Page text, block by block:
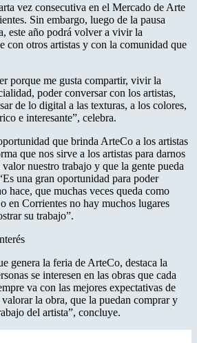
vez consecutiva en el Mercado de Arte
Sin embargo, luego de la pausa
este año podrá volver a vivir la
con otros artistas y con la comunidad que
porque me gusta compartir, vivir la
poder conversar con los artistas,
de lo digital a las texturas, a los colores,
e interesante”, celebra.
que brinda ArteCo a los artistas
que nos sirve a los artistas para darnos
nuestro trabajo y que la gente pueda
una gran oportunidad para poder
hace, que muchas veces queda como
en Corrientes no hay muchos lugares
su trabajo”.
genera la feria de ArteCo, destaca la
se interesen en las obras que cada
va con las mejores expectativas de
valorar la obra, que la puedan comprar y
del artista”, concluye.